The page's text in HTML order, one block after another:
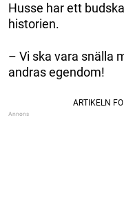
Husse har ett
historien.
– Vi ska vara snälla
andras egendom!